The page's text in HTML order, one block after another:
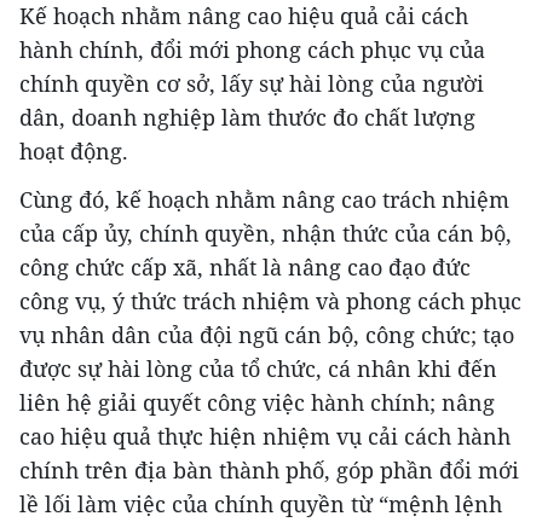
Kế hoạch nhằm nâng cao hiệu quả cải cách
hành chính, đổi mới phong cách phục vụ của
chính quyền cơ sở, lấy sự hài lòng của người
dân, doanh nghiệp làm thước đo chất lượng
hoạt động.
Cùng đó, kế hoạch nhằm nâng cao trách nhiệm
của cấp ủy, chính quyền, nhận thức của cán bộ,
công chức cấp xã, nhất là nâng cao đạo đức
công vụ, ý thức trách nhiệm và phong cách phục
vụ nhân dân của đội ngũ cán bộ, công chức; tạo
được sự hài lòng của tổ chức, cá nhân khi đến
liên hệ giải quyết công việc hành chính; nâng
cao hiệu quả thực hiện nhiệm vụ cải cách hành
chính trên địa bàn thành phố, góp phần đổi mới
lề lối làm việc của chính quyền từ “mệnh lệnh